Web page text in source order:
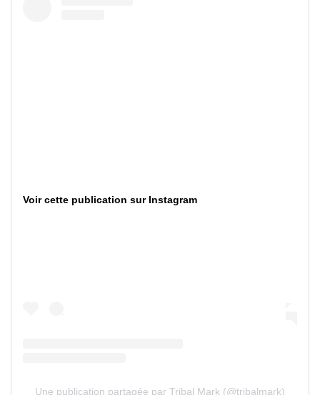
Voir cette publication sur Instagram
Une publication partagée par Tribal Mark (@tribalmark)